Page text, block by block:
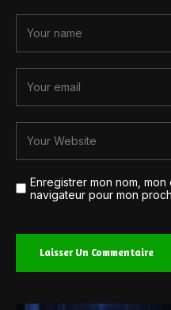
Enregistrer mon nom,
navigateur pour mon